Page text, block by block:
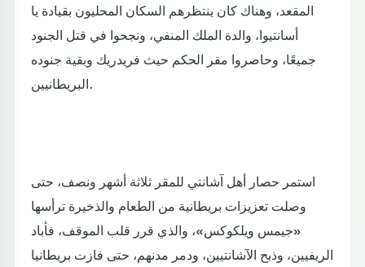
المقعد، وهناك كان ينتظرهم السكان المحليون بقيادة يا
أسانتيوا، والدة الملك المنفي، ونجحوا في قتل الجنود
جميعًا، وحاصروا مقر الحكم حيث فريدريك وبقية جنوده
البريطانيين.
استمر حصار أهل آشانتي للمقر ثلاثة أشهر ونصف، حتى
وصلت تعزيزات بريطانية من الطعام والذخيرة ترأسها
«جيمس ويلكوكس»، والذي قرر قلب الموقف، فأباد
الريفيين، وذبح الآشانتيين، ودمر مدنهم، حتى فازت بريطانيا